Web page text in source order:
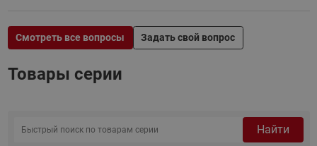
Смотреть все вопросы Задать свой вопрос
Товары серии
Найти